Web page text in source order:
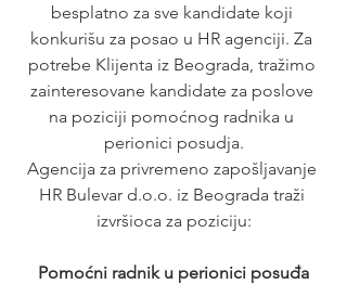
besplatno za sve kandidate koji
konkurišu za posao u HR agenciji. Za
potrebe Klijenta iz Beograda, tražimo
zainteresovane kandidate za poslove
na poziciji pomoćnog radnika u
perionici posudja.
Agencija za privremeno zapošljavanje
HR Bulevar d.o.o. iz Beograda traži
izvršioca za poziciju:
Pomoćni radnik u perionici posuđa